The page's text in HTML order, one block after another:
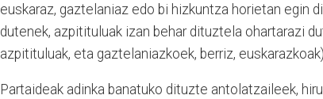
euskaraz, gaztelaniaz edo bi hizkuntza horietan egin
dutenek, azpitituluak izan behar dituztela ohartarazi
azpitituluak, eta gaztelaniazkoek, berriz, euskarazkoak).
Partaideak adinka banatuko dituzte antolatzaileek,